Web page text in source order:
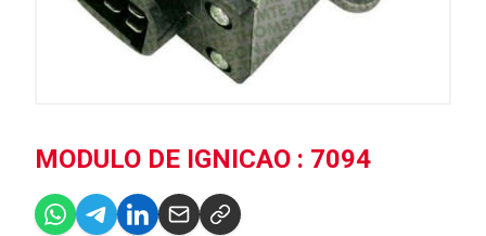
MODULO DE IGNICAO : 7094